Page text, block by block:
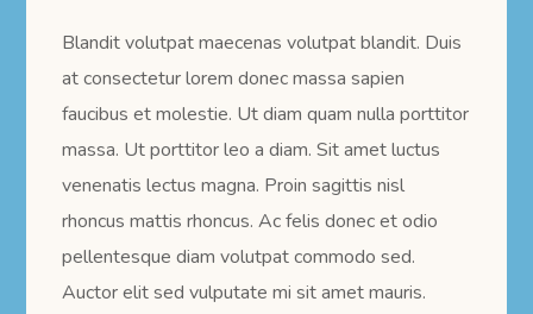
Blandit volutpat maecenas volutpat blandit. Duis
at consectetur lorem donec massa sapien
faucibus et molestie. Ut diam quam nulla porttitor
massa. Ut porttitor leo a diam. Sit amet luctus
venenatis lectus magna. Proin sagittis nisl
rhoncus mattis rhoncus. Ac felis donec et odio
pellentesque diam volutpat commodo sed.
Auctor elit sed vulputate mi sit amet mauris.